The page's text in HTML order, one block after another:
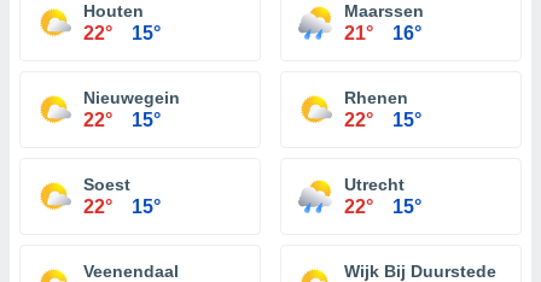
Houten
22° 15°
Maarssen
21° 16°
Nieuwegein
22° 15°
Rhenen
22° 15°
Soest
22° 15°
Utrecht
22° 15°
Veenendaal Wijk Bij Duurstede